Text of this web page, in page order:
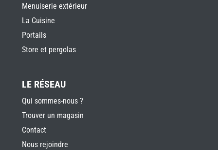
Menuiserie extérieur
La Cuisine
Portails
Store et pergolas
LE RÉSEAU
Qui sommes-nous ?
Trouver un magasin
Contact
Nous rejoindre